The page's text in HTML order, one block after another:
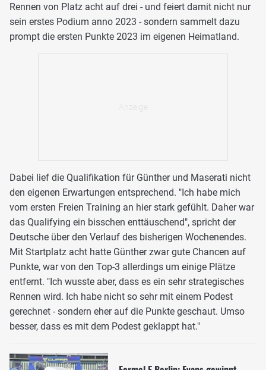
Rennen von Platz acht auf drei - und feiert damit nicht nur
sein erstes Podium anno 2023 - sondern sammelt dazu
prompt die ersten Punkte 2023 im eigenen Heimatland.
Dabei lief die Qualifikation für Günther und Maserati nicht
den eigenen Erwartungen entsprechend. "Ich habe mich
vom ersten Freien Training an hier stark gefühlt. Daher war
das Qualifying ein bisschen enttäuschend", spricht der
Deutsche über den Verlauf des bisherigen Wochenendes.
Mit Startplatz acht hatte Günther zwar gute Chancen auf
Punkte, war von den Top-3 allerdings um einige Plätze
entfernt. "Ich wusste aber, dass es ein sehr strategisches
Rennen wird. Ich habe nicht so sehr mit einem Podest
gerechnet - sondern eher auf die Punkte geschaut. Umso
besser, dass es mit dem Podest geklappt hat."